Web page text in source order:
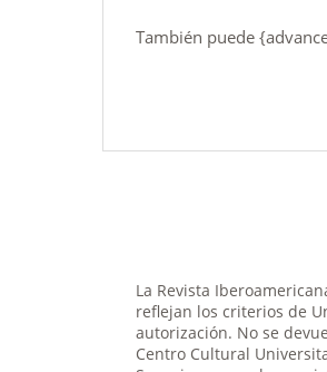
También puede
La Revista
reflejan los criterios de
autorización. No se
Centro Cultural